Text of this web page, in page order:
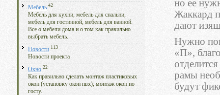
Мебель 42
Мебель для кухни, мебель для спальни,
мебель для гостинной, мебель для ванной.
Все о мебели дома и о том как правильно
выбрать мебель.
Новости 113
Новости проекта
Окно 22
Как правильно сделать монтаж пластиковых
окон (установку окон пвх), монтаж окон по
госту.
но ее
Жаккард
дают
Нужно
«П»,
рамы
будут